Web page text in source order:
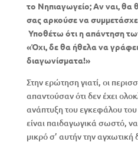
το Νηπιαγωγείο; Αν ναι, θα
σας αρκούσε να
Υποθέτω ότι η απάντηση
«Όχι, δε θα ήθελα να
διαγωνίσματα!»
Στην ερώτηση γιατί, οι
απαντούσαν ότι δεν έχει
ανάπτυξη του εγκεφάλου του
είναι παιδαγωγικά σωστό,
μικρό σ’ αυτήν την αγχωτική